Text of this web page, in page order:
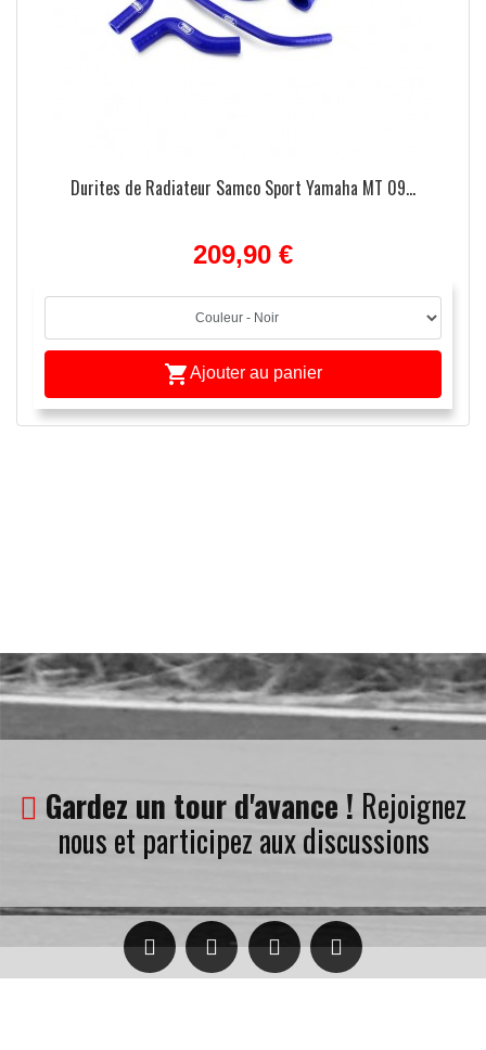
Durites de Radiateur Samco Sport Yamaha MT 09...
209,90 €
Ajouter au panier
Gardez un tour d'avance ! Rejoignez
nous et participez aux discussions